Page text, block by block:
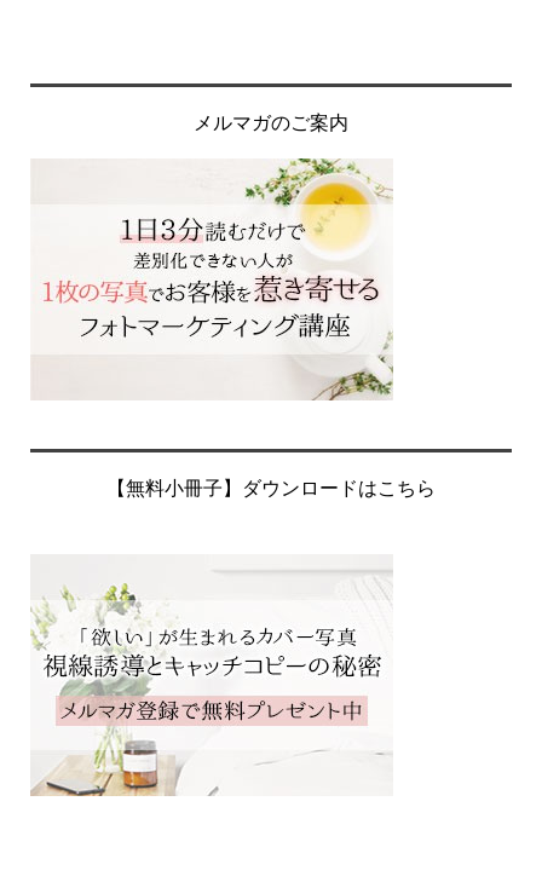
メルマガのご案内
【無料小冊子】ダウンロードはこちら